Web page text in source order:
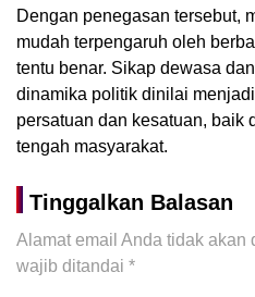
Dengan penegasan tersebut,
mudah terpengaruh oleh
tentu benar. Sikap dewasa
dinamika politik dinilai
persatuan dan kesatuan, baik
tengah masyarakat.
Tinggalkan Balasan
Alamat email Anda tidak akan
wajib ditandai *